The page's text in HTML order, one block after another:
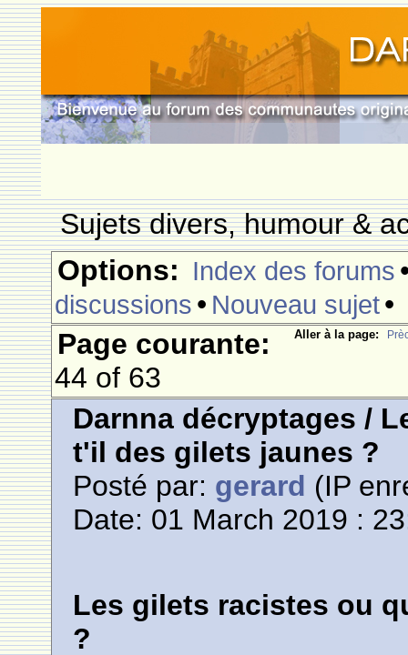
Sujets divers, humour &
Options: Index des forums
discussions • Nouveau sujet•
Aller à la page:
Page courante:
44 of 63
Darnna décryptages /
t'il des gilets jaunes ?
Posté par: gerard (IP
Date: 01 March 2019 :
Les gilets racistes ou
?